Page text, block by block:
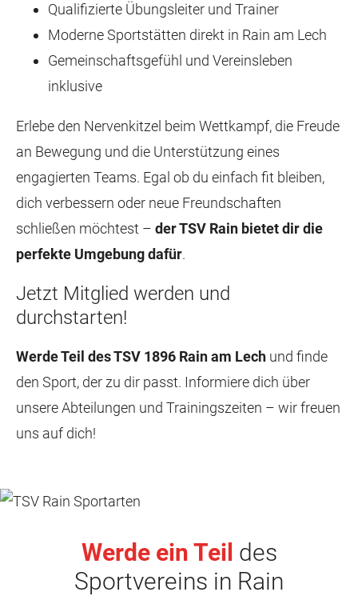
Qualifizierte Übungsleiter und Trainer
Moderne Sportstätten direkt in Rain am Lech
Gemeinschaftsgefühl und Vereinsleben
inklusive
Erlebe den Nervenkitzel beim Wettkampf, die Freude
an Bewegung und die Unterstützung eines
engagierten Teams. Egal ob du einfach fit bleiben,
dich verbessern oder neue Freundschaften
schließen möchtest – der TSV Rain bietet dir die
perfekte Umgebung dafür.
Jetzt Mitglied werden und
durchstarten!
Werde Teil des TSV 1896 Rain am Lech und finde
den Sport, der zu dir passt. Informiere dich über
unsere Abteilungen und Trainingszeiten – wir freuen
uns auf dich!
Werde ein Teil des
Sportvereins in Rain